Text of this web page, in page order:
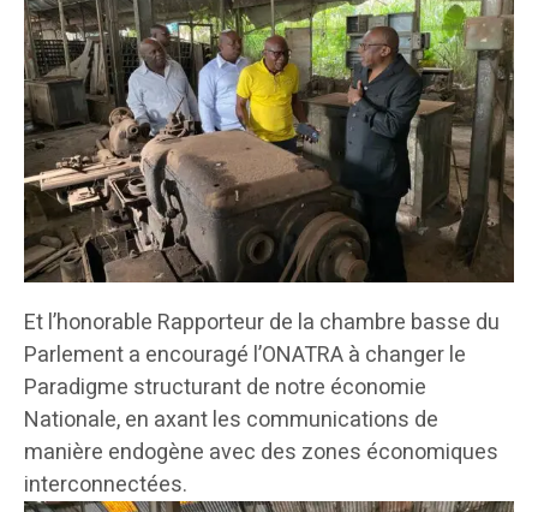
Et l’honorable Rapporteur de la chambre basse du
Parlement a encouragé l’ONATRA à changer le
Paradigme structurant de notre économie
Nationale, en axant les communications de
manière endogène avec des zones économiques
interconnectées.